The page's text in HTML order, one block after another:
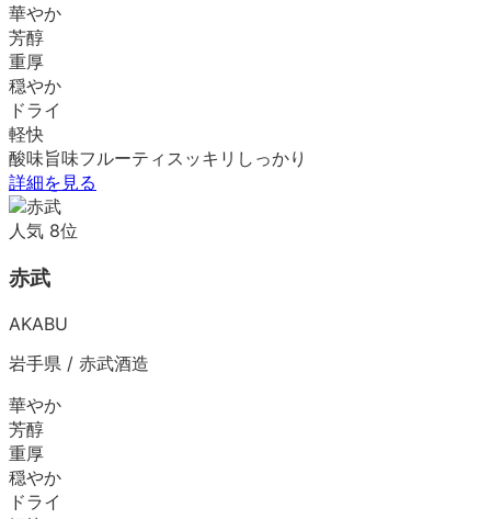
華やか
芳醇
重厚
穏やか
ドライ
軽快
酸味旨味フルーティ スッキリ しっかり
詳細を見る
人気 8位
赤武
AKABU
岩手県 / 赤武酒造
華やか
芳醇
重厚
穏やか
ドライ